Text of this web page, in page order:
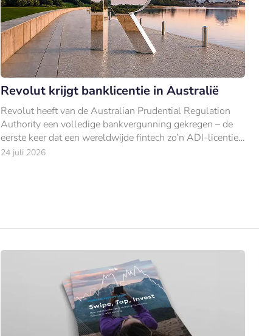
Revolut krijgt banklicentie in Australië
Revolut heeft van de Australian Prudential Regulation
Authority een volledige bankvergunning gekregen – de
eerste keer dat een wereldwijde fintech zo’n ADI-licentie
bemachtigt.
24 juli 2026